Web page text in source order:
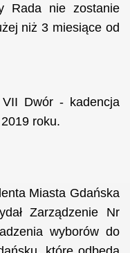
Rada nie zostanie
niż 3 miesiące od
Dwór - kadencja
roku.
Miasta Gdańska
Zarządzenie Nr
wyborów do